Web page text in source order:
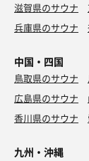
滋賀県のサウナ
兵庫県のサウナ
中国・四国
鳥取県のサウナ
広島県のサウナ
香川県のサウナ
九州・沖縄